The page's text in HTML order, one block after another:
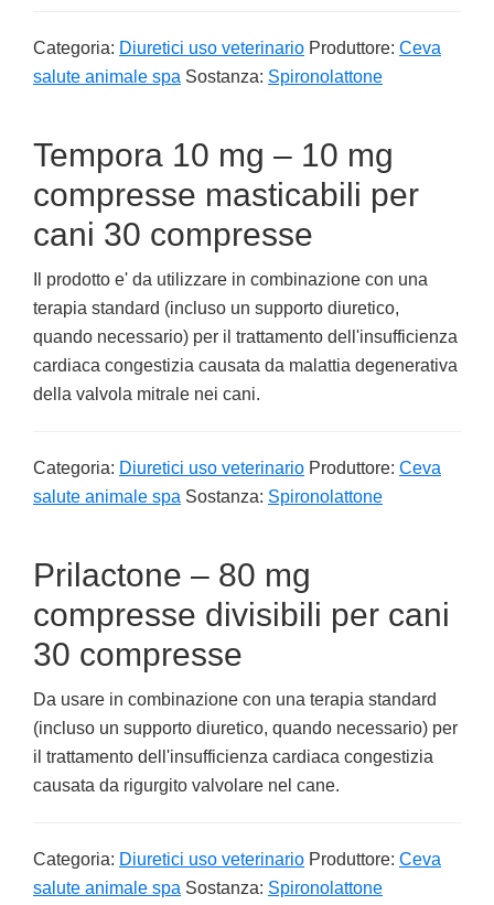
Categoria: Diuretici uso veterinario Produttore: Ceva
salute animale spa Sostanza: Spironolattone
Tempora 10 mg – 10 mg
compresse masticabili per
cani 30 compresse
Il prodotto e' da utilizzare in combinazione con una
terapia standard (incluso un supporto diuretico,
quando necessario) per il trattamento dell'insufficienza
cardiaca congestizia causata da malattia degenerativa
della valvola mitrale nei cani.
Categoria: Diuretici uso veterinario Produttore: Ceva
salute animale spa Sostanza: Spironolattone
Prilactone – 80 mg
compresse divisibili per cani
30 compresse
Da usare in combinazione con una terapia standard
(incluso un supporto diuretico, quando necessario) per
il trattamento dell'insufficienza cardiaca congestizia
causata da rigurgito valvolare nel cane.
Categoria: Diuretici uso veterinario Produttore: Ceva
salute animale spa Sostanza: Spironolattone